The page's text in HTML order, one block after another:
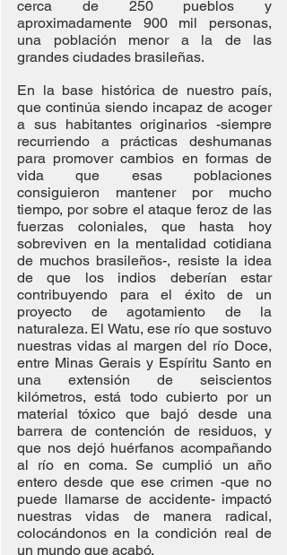
cerca de 250 pueblos y
aproximadamente 900 mil personas,
una población menor a la de las
grandes ciudades brasileñas.
En la base histórica de nuestro país,
que continúa siendo incapaz de acoger
a sus habitantes originarios -siempre
recurriendo a prácticas deshumanas
para promover cambios en formas de
vida que esas poblaciones
consiguieron mantener por mucho
tiempo, por sobre el ataque feroz de las
fuerzas coloniales, que hasta hoy
sobreviven en la mentalidad cotidiana
de muchos brasileños-, resiste la idea
de que los indios deberían estar
contribuyendo para el éxito de un
proyecto de agotamiento de la
naturaleza. El Watu, ese río que sostuvo
nuestras vidas al margen del río Doce,
entre Minas Gerais y Espíritu Santo en
una extensión de seiscientos
kilómetros, está todo cubierto por un
material tóxico que bajó desde una
barrera de contención de residuos, y
que nos dejó huérfanos acompañando
al río en coma. Se cumplió un año
entero desde que ese crimen -que no
puede llamarse de accidente- impactó
nuestras vidas de manera radical,
colocándonos en la condición real de
un mundo que acabó.